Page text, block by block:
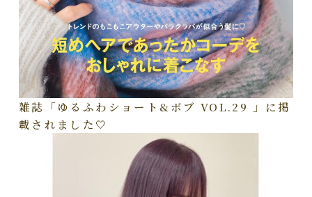
雑誌「ゆるふわショート&ボブ VOL.29 」に掲
載されました🤍